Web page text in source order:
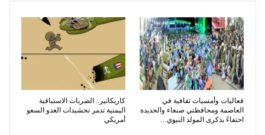
فعاليات وأمسيات ثقافية في
العاصمة ومحافظتي صنعاء والحديدة
احتفاءً بذكرى المولد النبوي…
كاريكاتير.. الضربات الاستباقية
اليمنية تدمر تحشيدات العدو السعو
أمريكي